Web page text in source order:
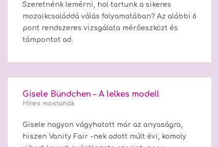
Szeretnénk lemérni, hol tartunk a sikeres
mozaikcsaláddá válás folyamatában? Az alábbi 6
pont rendszeres vizsgálata mérőeszközt és
támpontot ad.
Gisele Bündchen – A lelkes modell
Híres mostohák
Gisele nagyon vágyhatott már az anyaságra,
hiszen Vanity Fair -nek adott múlt évi, komoly